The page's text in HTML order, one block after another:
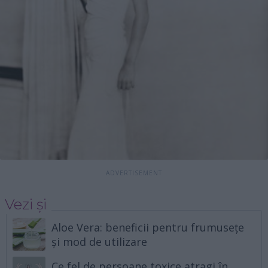
Vezi și
Aloe Vera: beneficii pentru frumusețe
și mod de utilizare